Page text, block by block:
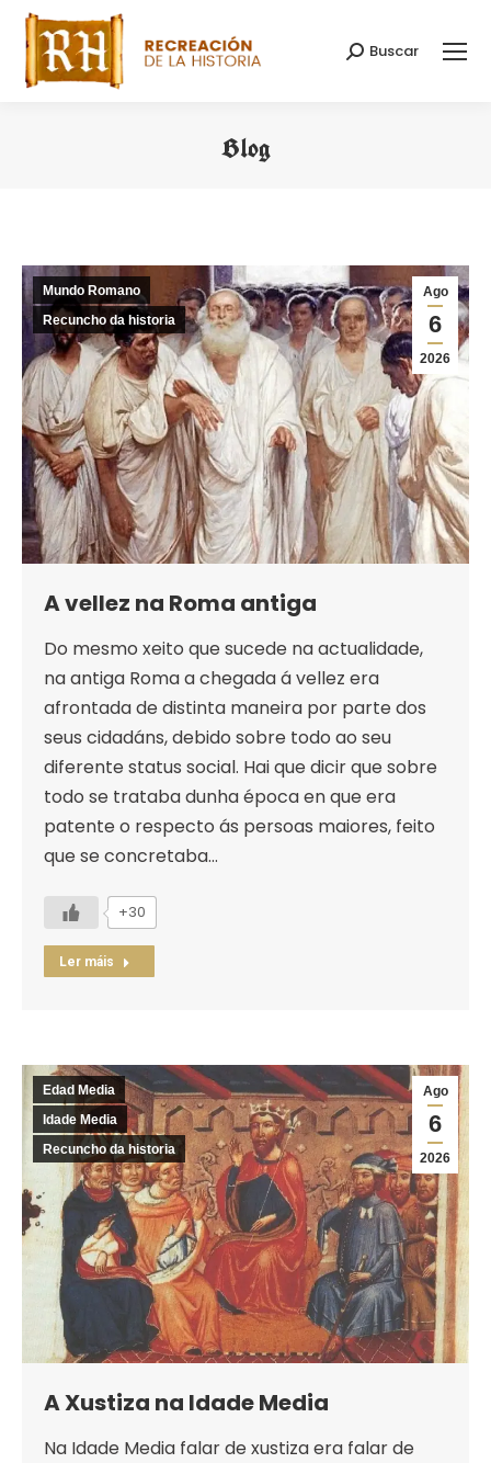
Search:
Buscar
Blog
Ago
6
2026
Mundo Romano
Recuncho da historia
A vellez na Roma antiga
Do mesmo xeito que sucede na actualidade,
na antiga Roma a chegada á vellez era
afrontada de distinta maneira por parte dos
seus cidadáns, debido sobre todo ao seu
diferente status social. Hai que dicir que sobre
todo se trataba dunha época en que era
patente o respecto ás persoas maiores, feito
que se concretaba…
+30
Ler máis
Ago
6
2026
Edad Media
Idade Media
Recuncho da historia
A Xustiza na Idade Media
Na Idade Media falar de xustiza era falar de